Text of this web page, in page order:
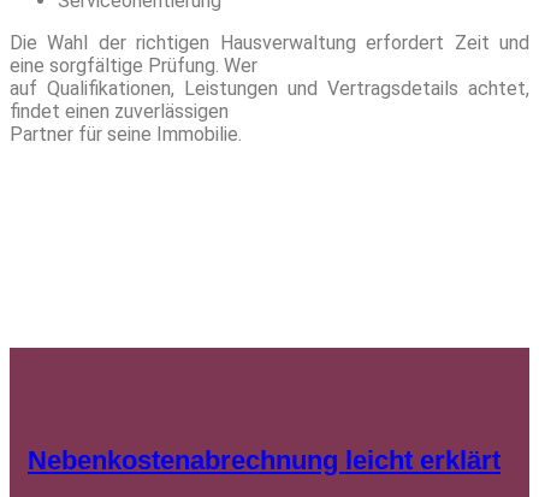
Die Wahl der richtigen Hausverwaltung erfordert Zeit und
eine sorgfältige Prüfung. Wer
auf Qualifikationen, Leistungen und Vertragsdetails achtet,
findet einen zuverlässigen
Partner für seine Immobilie.
Nebenkostenabrechnung leicht erklärt